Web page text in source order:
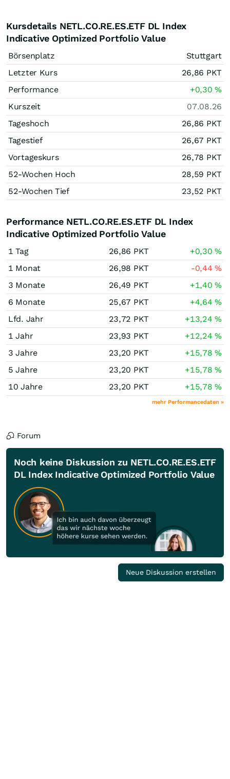
Kursdetails NETL.CO.RE.ES.ETF DL Index
Indicative Optimized Portfolio Value
Börsenplatz
Stuttgart
Letzter Kurs
26,86 PKT
Performance
+0,30%
Kurszeit
07.08.26
Tageshoch
26,86 PKT
Tagestief
26,67 PKT
Vortageskurs
26,78 PKT
52-Wochen Hoch
28,59 PKT
52-Wochen Tief
23,52 PKT
Performance NETL.CO.RE.ES.ETF DL Index
Indicative Optimized Portfolio Value
1 Tag 26,86 PKT +0,30%
1 Monat
26,98 PKT -0,44%
3 Monate
26,49 PKT +1,40%
6 Monate
25,67 PKT +4,64%
Lfd. Jahr
23,72 PKT +13,24%
1 Jahr
23,93 PKT +12,24%
3 Jahre
23,20 PKT +15,78%
5 Jahre
23,20 PKT +15,78%
10 Jahre
23,20 PKT +15,78%
mehr Performancedaten »
Forum
Noch keine Diskussion zu NETL.CO.RE.ES.ETF
DL Index Indicative Optimized Portfolio Value
Neue Diskussion erstellen